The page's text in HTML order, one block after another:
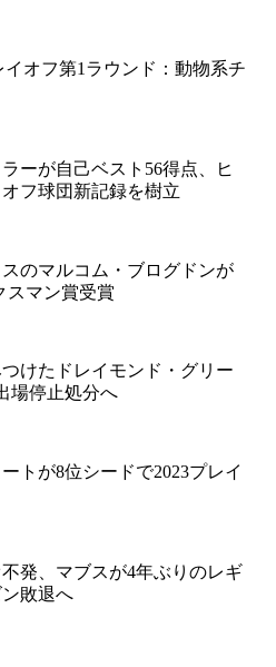
イオフ第1ラウンド：動物系チ
ーが自己ベスト56得点、ヒ
フ球団新記録を樹立
のマルコム・ブログドンが
スマン賞受賞
けたドレイモンド・グリー
場停止処分へ
トが8位シードで2023プレイ
発、マブスが4年ぶりのレギ
敗退へ